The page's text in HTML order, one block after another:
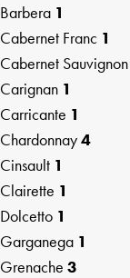
Barbera 1
Cabernet Franc 1
Cabernet Sauvignon
Carignan 1
Carricante 1
Chardonnay4
Cinsault 1
Clairette 1
Dolcetto 1
Garganega 1
Grenache 3